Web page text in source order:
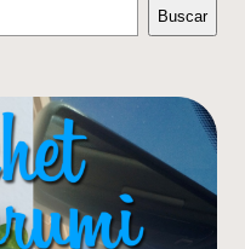
Buscar